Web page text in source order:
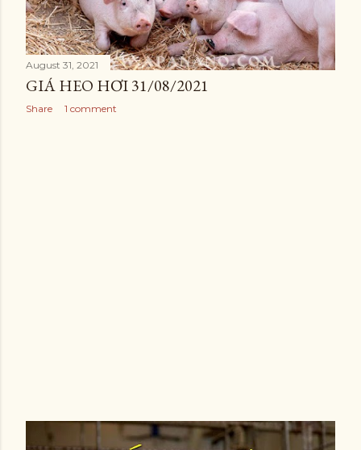
August 31, 2021
GIÁ HEO HƠI 31/08/2021
Share 1 comment